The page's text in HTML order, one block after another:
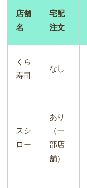
店舗
名
宅配
注文
くら
寿司
なし
スシ
ロー
あり
（一
部店
舗）